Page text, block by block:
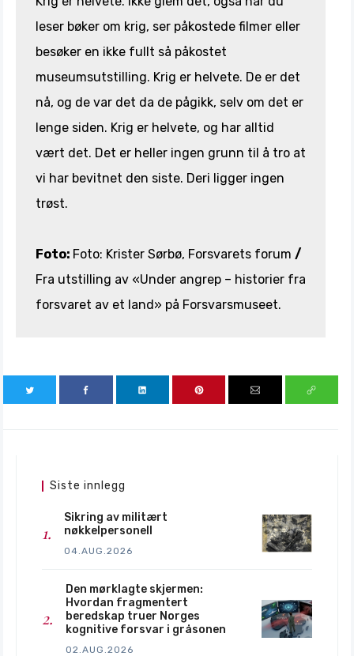
leser bøker om krig, ser påkostede filmer eller
besøker en ikke fullt så påkostet
museumsutstilling. Krig er helvete. De er det
nå, og de var det da de pågikk, selv om det er
lenge siden. Krig er helvete, og har alltid
vært det. Det er heller ingen grunn til å tro at
vi har bevitnet den siste. Deri ligger ingen
trøst.
Foto: Foto: Krister Sørbø, Forsvarets forum /
Fra utstilling av «Under angrep – historier fra
forsvaret av et land» på Forsvarsmuseet.
Siste innlegg
Sikring av militært
nøkkelpersonell
04.AUG.2026
Den mørklagte skjermen:
Hvordan fragmentert
beredskap truer Norges
kognitive forsvar i gråsonen
02.AUG.2026